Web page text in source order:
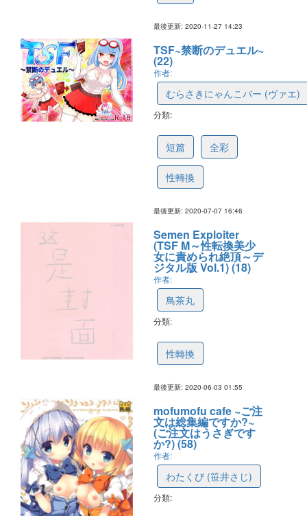
最後更新: 2020-11-27 14:23
TSF~禁断のデュエル~
(22)
作者:
むらさきにゃんこバー (ヴァエ)
分類:
短篇 全彩
性轉換
最後更新: 2020-07-07 16:46
Semen Exploiter
(TSF M～性転換美少
女に責められ絶頂～デ
ジタル版 Vol.1) (18)
作者:
鳥茶丸
分類:
性轉換
最後更新: 2020-06-03 01:55
mofumofu cafe ~ご注
文は総集編ですか?~
(ご注文はうさぎです
か?) (58)
作者:
わたくび (笹井さじ)
分類: